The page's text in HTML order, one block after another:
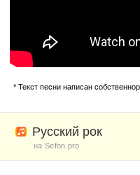
* Текст песни написан
Русский рок
на Sefon.pro